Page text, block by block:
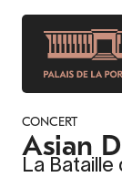
Aller
contenu
principal
CONCERT
Asian
La Bataille